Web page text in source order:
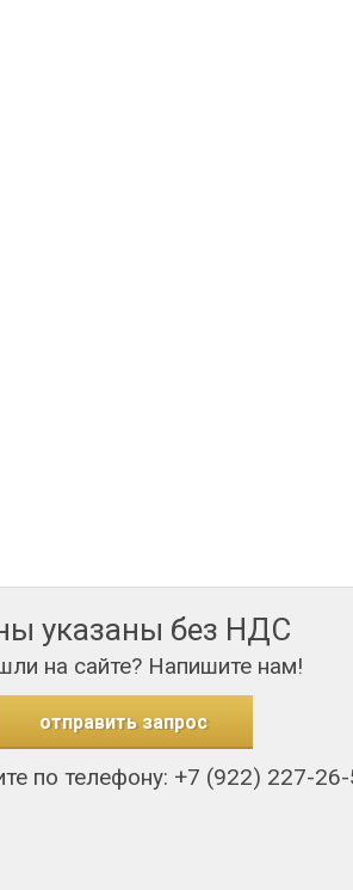
указаны без НДС
на сайте? Напишите нам!
отправить запрос
по телефону: +7 (922) 227-